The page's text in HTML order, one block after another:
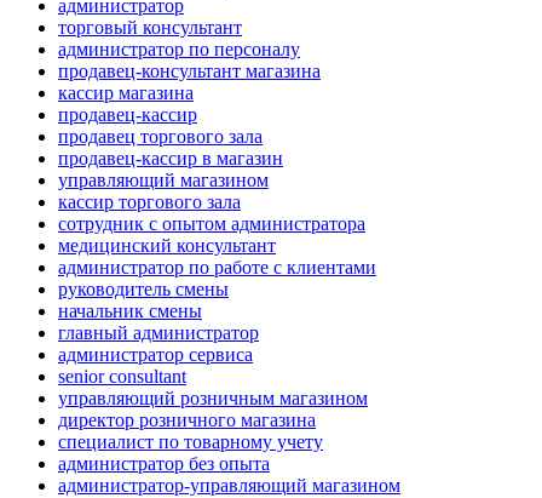
администратор
торговый консультант
администратор по персоналу
продавец-консультант магазина
кассир магазина
продавец-кассир
продавец торгового зала
продавец-кассир в магазин
управляющий магазином
кассир торгового зала
сотрудник с опытом администратора
медицинский консультант
администратор по работе с клиентами
руководитель смены
начальник смены
главный администратор
администратор сервиса
senior consultant
управляющий розничным магазином
директор розничного магазина
специалист по товарному учету
администратор без опыта
администратор-управляющий магазином